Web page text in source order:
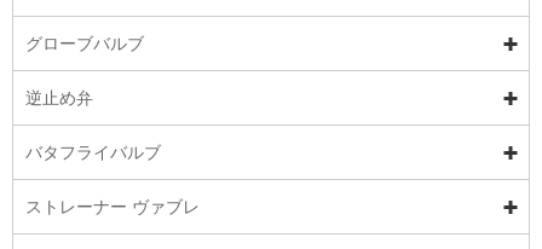
グローブバルブ
逆止め弁
バタフライバルブ
ストレーナー ヴァブレ